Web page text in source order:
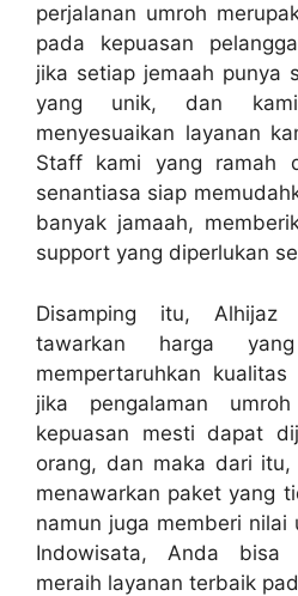
perjalanan umroh
pada kepuasan
jika setiap jemaah punya
yang unik, dan
menyesuaikan layanan
Staff kami yang ramah
senantiasa siap
banyak jamaah,
support yang diperlukan
Disamping itu, Alhijaz
tawarkan harga
mempertaruhkan
jika pengalaman
kepuasan mesti dapat
orang, dan maka dari
menawarkan paket yang
namun juga memberi nilai
Indowisata, Anda bisa
meraih layanan terbaik